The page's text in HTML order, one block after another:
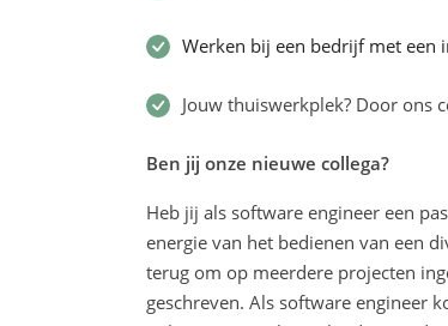
Werken bij een bedrijf met een
Jouw thuiswerkplek? Door ons
Ben jij onze nieuwe collega?
Heb jij als software engineer een
energie van het bedienen van een
terug om op meerdere projecten
geschreven. Als software engineer